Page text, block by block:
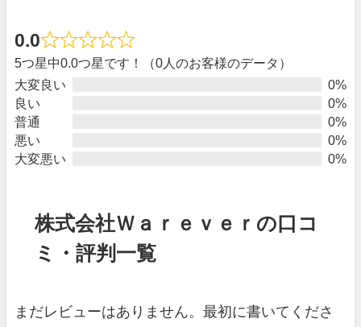
0.0
5つ星中0.0つ星です！（0人のお客様のデータ）
大変良い
0%
良い
0%
普通
0%
悪い
0%
大変悪い
0%
株式会社Ｗａｒｅｖｅｒの口コ
ミ・評判一覧
まだレビューはありません。最初に書いてくださ